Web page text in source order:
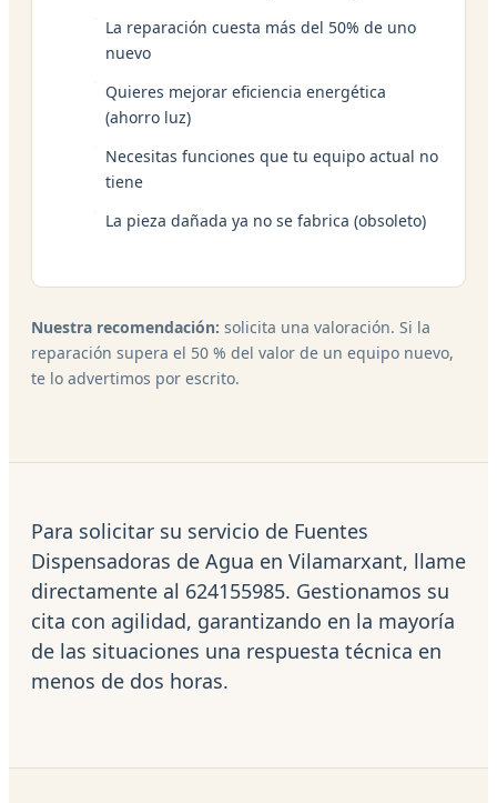
La reparación cuesta más del 50% de uno
nuevo
Quieres mejorar eficiencia energética
(ahorro luz)
Necesitas funciones que tu equipo actual no
tiene
La pieza dañada ya no se fabrica (obsoleto)
Nuestra recomendación: solicita una valoración. Si la
reparación supera el 50 % del valor de un equipo nuevo,
te lo advertimos por escrito.
Para solicitar su servicio de Fuentes
Dispensadoras de Agua en Vilamarxant, llame
directamente al 624155985. Gestionamos su
cita con agilidad, garantizando en la mayoría
de las situaciones una respuesta técnica en
menos de dos horas.